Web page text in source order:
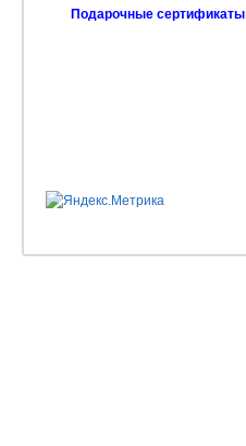
Подарочные сертификаты